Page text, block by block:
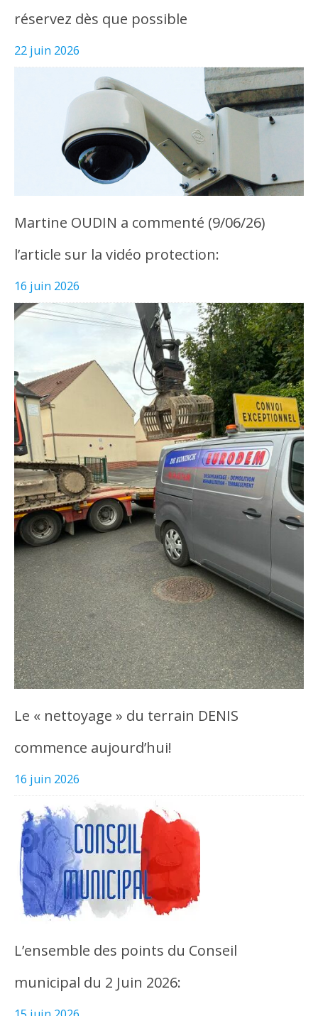
réservez dès que possible
22 juin 2026
Martine OUDIN a commenté (9/06/26)
l’article sur la vidéo protection:
16 juin 2026
Le « nettoyage » du terrain DENIS
commence aujourd’hui!
16 juin 2026
L’ensemble des points du Conseil
municipal du 2 Juin 2026: